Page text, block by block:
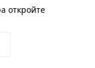
откройте